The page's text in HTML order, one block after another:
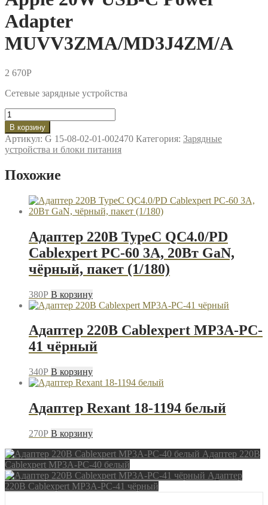
Adapter
MUVV3ZMA/MD3J4ZM/A
2 670P
Сетевые зарядные устройства
Количество
товара
Сетевое
зарядное
устройство
20W
Power
MUVV3ZMA/MD3J4ZM/A
В корзину
Артикул: G 15-08-02-01-002470 Категория: Зарядные
устройства и блоки питания
Похожие
Адаптер 220В TypeC QC4.0/PD
Cablexpert PC-60 3A, 20Вт GaN,
чёрный, пакет (1/180)
380P В корзину
Адаптер 220В Cablexpert MP3A-PC-
41 чёрный
340P В корзину
Адаптер Rexant 18-1194 белый
270P В корзину
Адаптер 220В
Cablexpert MP3A-PC-40 белый
Адаптер
220В Cablexpert MP3A-PC-41 чёрный